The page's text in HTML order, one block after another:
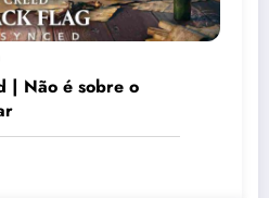
| Não é sobre o